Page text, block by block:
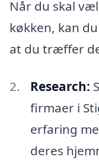
Når du skal
køkken, kan
at du træffer
Research:
firmaer i
erfaring
deres